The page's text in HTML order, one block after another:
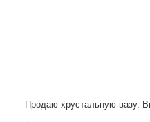
Продаю хрустальную вазу.